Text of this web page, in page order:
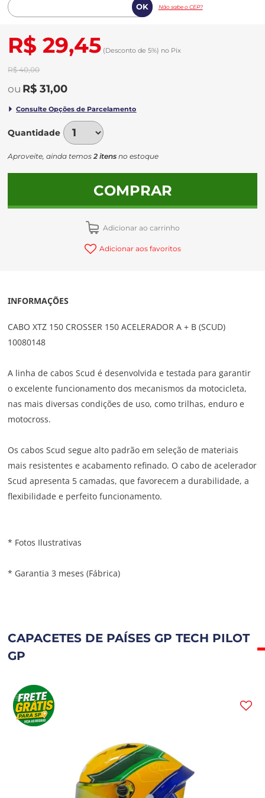
Não sabe o CEP?
R$ 29,45 (Desconto de 5%) no Pix
R$ 40,00
R$ 31,00
Quantidade
Aproveite, ainda temos2 itens no estoque
COMPRAR
Adicionar ao carrinho
Adicionar aos favoritos
INFORMAÇÕES
CABO XTZ 150 CROSSER 150 ACELERADOR A + B (SCUD)
10080148
A linha de cabos Scud é desenvolvida e testada para garantir
o excelente funcionamento dos mecanismos da motocicleta,
nas mais diversas condições de uso, como trilhas, enduro e
motocross.
Os cabos Scud segue alto padrão em seleção de materiais
mais resistentes e acabamento refinado. O cabo de acelerador
Scud apresenta 5 camadas, que favorecem a durabilidade, a
flexibilidade e perfeito funcionamento.
* Fotos Ilustrativas
* Garantia 3 meses (Fábrica)
CAPACETES DE PAÍSES GP TECH PILOT
GP